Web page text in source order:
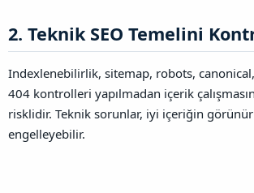
2. Teknik SEO Temelini
Indexlenebilirlik, sitemap, robots,
404 kontrolleri yapılmadan içerik
risklidir. Teknik sorunlar, iyi içeriğin
engelleyebilir.